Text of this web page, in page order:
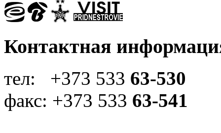
Контактная
тел: +373 533 63-530
факс: +373 533 63-541